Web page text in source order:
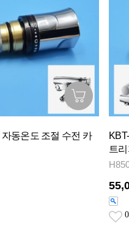
자동온도 조절 수전 카
트
0